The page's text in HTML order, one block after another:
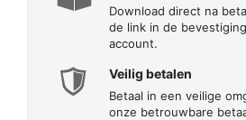
Download direct na
de link in de
account.
Veilig betalen
Betaal in een veilige
onze betrouwbare